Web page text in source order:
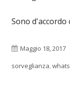
Sono d'accordo
Pubblicato
Maggio 18, 2017
sorveglianza,